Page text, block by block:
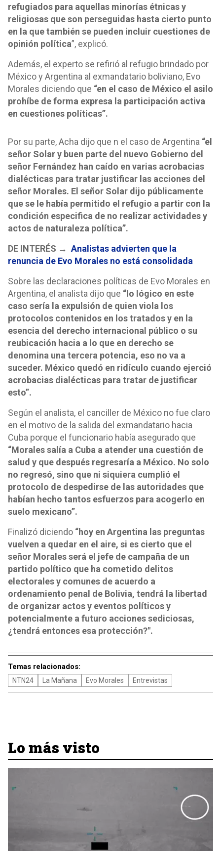
refugiados para aquellas minorías étnicas y
religiosas que son perseguidas hasta cierto punto
en la que también se pueden incluir cuestiones de
opinión política”, explicó.
Además, el experto se refirió al refugio brindado por
México y Argentina al exmandatario boliviano, Evo
Morales diciendo que “en el caso de México el asilo
prohíbe de forma expresa la participación activa
en cuestiones políticas”.
Por su parte, Acha dijo que n el caso de Argentina “el
señor Solar y buen parte del nuevo Gobierno del
señor Fernández han caído en varias acrobacias
dialécticas para tratar justificar las acciones del
señor Morales. El señor Solar dijo públicamente
que se le había permitido el refugio a partir con la
condición especifica de no realizar actividades y
actos de naturaleza política”.
DE INTERÉS → Analistas advierten que la
renuncia de Evo Morales no está consolidada
Sobre las declaraciones políticas de Evo Morales en
Argentina, el analista dijo que “lo lógico en este
caso sería la expulsión de quien viola los
protocolos contenidos en los tratados y en la
esencia del derecho internacional público o su
reubicación hacia a lo que en derecho se
denomina una tercera potencia, eso no va a
suceder. México quedó en ridículo cuando ejerció
acrobacias dialécticas para tratar de justificar
esto”.
Según el analista, el canciller de México no fue claro
en el motivo de la salida del exmandatario hacia
Cuba porque el funcionario había asegurado que
“Morales salía a Cuba a atender una cuestión de
salud y que después regresaría a México. No solo
no regresó, sino que ni siquiera cumplió el
protocolo de despedirse de las autoridades que
habían hecho tantos esfuerzos para acogerlo en
suelo mexicano”.
Finalizó diciendo “hoy en Argentina las preguntas
vuelven a quedar en el aire, si es cierto que el
señor Morales será el jefe de campaña de un
partido político que ha cometido delitos
electorales y comunes de acuerdo a
ordenamiento penal de Bolivia, tendrá la libertad
de organizar actos y eventos políticos y
potencialmente a futuro acciones sediciosas,
¿tendrá entonces esa protección?".
Temas relacionados:
NTN24 La Mañana Evo Morales Entrevistas
Lo más visto